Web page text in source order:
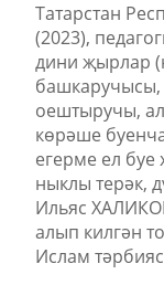
Татарстан
(2023),
дини җырлар
оештыручы,
көрәше
егерме ел
ныклы терәк,
Ильяс
алып килгән
Ислам